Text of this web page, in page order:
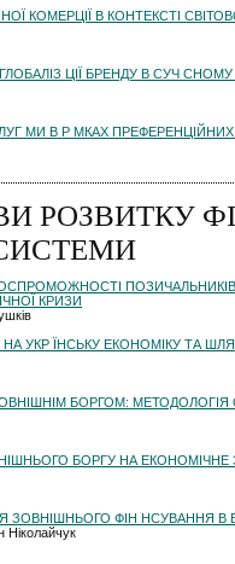
КОМЕРЦІЇ В КОНТЕКСТІ
ЦІЇ БРЕНДУ В СУЧ
МИ В Р МКАХ
РОЗВИТКУ
ПОЗИЧАЛЬНИКІВ
КРИЗИ
УКР ЇНСЬКУ ЕКОНОМІКУ ТА
БОРГОМ: МЕТОДОЛОГІЯ
БОРГУ НА
ЗОВНІШНЬОГО ФІН НСУВАННЯ В
Ніколайчук